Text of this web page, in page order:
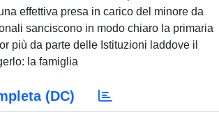
effettiva presa in carico del minore da
sanciscono in modo chiaro la primaria
più da parte delle Istituzioni laddove il
la famiglia
(DC)